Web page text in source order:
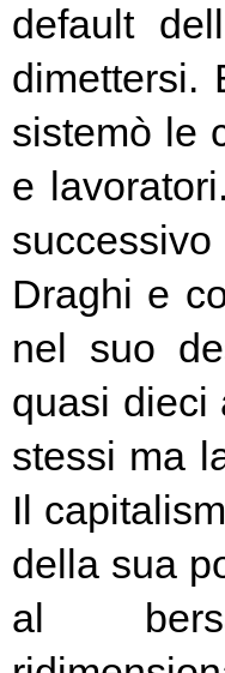
default
dimettersi.
sistemò le
e
Draghi e
nel suo
quasi dieci
stessi ma
Il
della sua
al